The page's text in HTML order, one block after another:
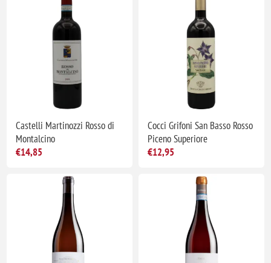
Castelli Martinozzi Rosso di
Montalcino
€14,85
Cocci Grifoni San Basso Rosso
Piceno Superiore
€12,95